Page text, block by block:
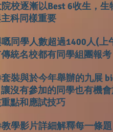
校逐漸以Best 6收生，
科同樣重要
同學人數超過1400人(上
統名校都有同學組團報考
裝與於今年舉辦的九展
沒有參加的同學也有機
點和應試技巧
學影片詳細解釋每一條